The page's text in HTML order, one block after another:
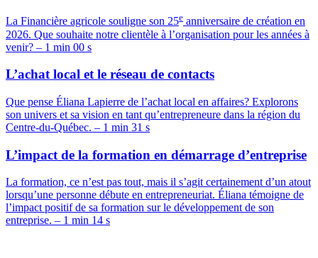
La Financière agricole souligne son 25e anniversaire de création en
2026. Que souhaite notre clientèle à l’organisation pour les années à
venir? – 1 min 00 s
L’achat local et le réseau de contacts
Que pense Éliana Lapierre de l’achat local en affaires? Explorons
son univers et sa vision en tant qu’entrepreneure dans la région du
Centre-du-Québec. – 1 min 31 s
L’impact de la formation en démarrage d’entreprise
La formation, ce n’est pas tout, mais il s’agit certainement d’un atout
lorsqu’une personne débute en entrepreneuriat. Éliana témoigne de
l’impact positif de sa formation sur le développement de son
entreprise. – 1 min 14 s